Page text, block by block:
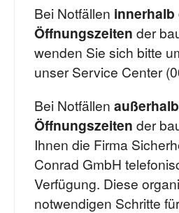
Bei Notfällen innerhalb
Öffnungszeiten der
wenden Sie sich bitte
unser Service Center
Bei Notfällen
Öffnungszeiten der
Ihnen die Firma
Conrad GmbH
Verfügung. Diese
notwendigen Schritte